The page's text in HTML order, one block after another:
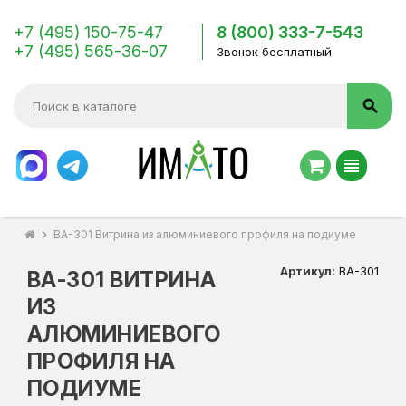
+7 (495) 150-75-47
+7 (495) 565-36-07
8 (800) 333-7-543
Звонок бесплатный
search
view_headline
chevron_right ВА-301 Витрина из алюминиевого профиля на подиуме
ВА-301 ВИТРИНА
ИЗ
АЛЮМИНИЕВОГО
ПРОФИЛЯ НА
ПОДИУМЕ
Артикул: ВА-301